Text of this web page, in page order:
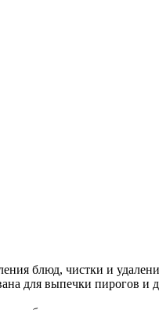
блюд, чистки и
для выпечки пирогов и